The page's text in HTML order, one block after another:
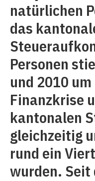
natürlichen
das
Personen
und 2010
Finanzkrise
kantonalen
gleichzeitig
rund ein
wurden. Seit